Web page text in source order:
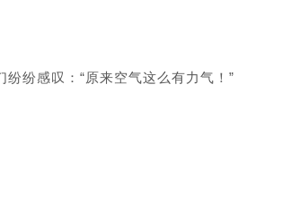
纷感叹：“原来空气这么有力气！”